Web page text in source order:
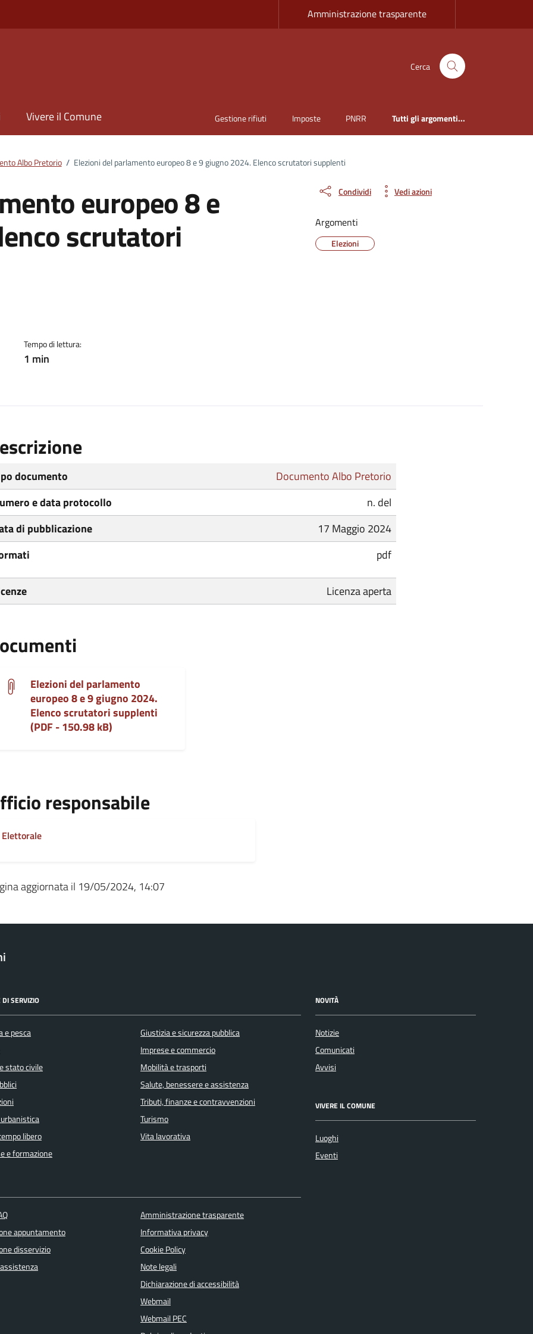
Amministrazione trasparente
Cerca
Vivere il Comune Gestione rifiuti Imposte PNRR Tutti gli argomenti...
Albo Pretorio / Elezioni del parlamento europeo 8 e 9 giugno 2024. Elenco scrutatori supplenti
europeo 8 e
scrutatori
Tempo di lettura:
1 min
Condividi Vedi azioni
Argomenti
Elezioni
documento
Documento Albo Pretorio
e data protocollo
n. del
di pubblicazione
17 Maggio 2024
pdf
Licenza aperta
Elezioni del parlamento
europeo 8 e 9 giugno 2024.
Elenco scrutatori supplenti
(PDF - 150.98 kB)
responsabile
Elettorale
aggiornata il 19/05/2024, 14:07
DI SERVIZIO
e pesca
stato civile
libero
e formazione
Giustizia e sicurezza pubblica
Imprese e commercio
Mobilità e trasporti
Salute, benessere e assistenza
Tributi, finanze e contravvenzioni
Turismo
Vita lavorativa
NOVITÀ
Notizie
Comunicati
Avvisi
VIVERE IL COMUNE
Luoghi
Eventi
appuntamento
disservizio
Amministrazione trasparente
Informativa privacy
Cookie Policy
Note legali
Dichiarazione di accessibilità
Webmail
Webmail PEC